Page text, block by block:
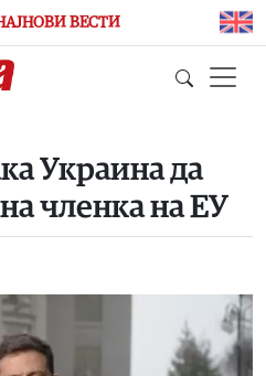
ВЕСТИ
Украина да
членка на ЕУ